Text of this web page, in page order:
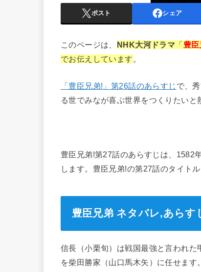
ポスト シェア
このページは、 NHK大河ドラマ 「豊
でお伝えしています 。
「豊臣兄弟!」第26話のあらすじ で、
る世でみなが喜ぶ世界をつくりたいと
豊臣兄弟!第27話のあらすじは、1582
します。豊臣兄弟!の第27話のタイト
豊臣兄弟 ネタバレ,あらす
信長（小栗旬）は戦国最強と言われ
を柴田勝家（山口馬木矢）に任せます。